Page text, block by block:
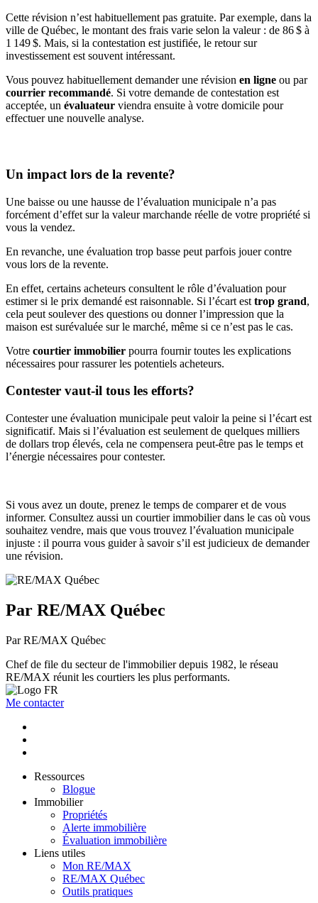
Cette révision n’est habituellement pas gratuite. Par exemple, dans la
ville de Québec, le montant des frais varie selon la valeur : de 86 $ à
1 149 $. Mais, si la contestation est justifiée, le retour sur
investissement est souvent intéressant.
Vous pouvez habituellement demander une révision en ligne ou par
courrier recommandé. Si votre demande de contestation est
acceptée, un évaluateur viendra ensuite à votre domicile pour
effectuer une nouvelle analyse.
Un impact lors de la revente?
Une baisse ou une hausse de l’évaluation municipale n’a pas
forcément d’effet sur la valeur marchande réelle de votre propriété si
vous la vendez.
En revanche, une évaluation trop basse peut parfois jouer contre
vous lors de la revente.
En effet, certains acheteurs consultent le rôle d’évaluation pour
estimer si le prix demandé est raisonnable. Si l’écart est trop grand,
cela peut soulever des questions ou donner l’impression que la
maison est surévaluée sur le marché, même si ce n’est pas le cas.
Votre courtier immobilier pourra fournir toutes les explications
nécessaires pour rassurer les potentiels acheteurs.
Contester vaut-il tous les efforts?
Contester une évaluation municipale peut valoir la peine si l’écart est
significatif. Mais si l’évaluation est seulement de quelques milliers
de dollars trop élevés, cela ne compensera peut-être pas le temps et
l’énergie nécessaires pour contester.
Si vous avez un doute, prenez le temps de comparer et de vous
informer. Consultez aussi un courtier immobilier dans le cas où vous
souhaitez vendre, mais que vous trouvez l’évaluation municipale
injuste : il pourra vous guider à savoir s’il est judicieux de demander
une révision.
Par RE/MAX Québec
Par RE/MAX Québec
Chef de file du secteur de l'immobilier depuis 1982, le réseau
RE/MAX réunit les courtiers les plus performants.
Me contacter
Ressources
Blogue
Immobilier
Propriétés
Alerte immobilière
Évaluation immobilière
Liens utiles
Mon RE/MAX
RE/MAX Québec
Outils pratiques